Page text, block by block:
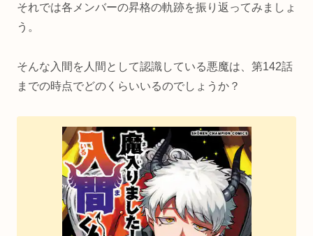
それでは各メンバーの昇格の軌跡を振り返ってみましょ
う。
そんな入間を人間として認識している悪魔は、第142話
までの時点でどのくらいいるのでしょうか？